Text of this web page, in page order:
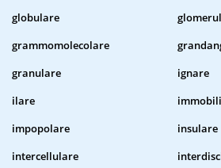
globulare
grammomolecolare
granulare
ignare
ilare
impopolare
insulare
intercellulare